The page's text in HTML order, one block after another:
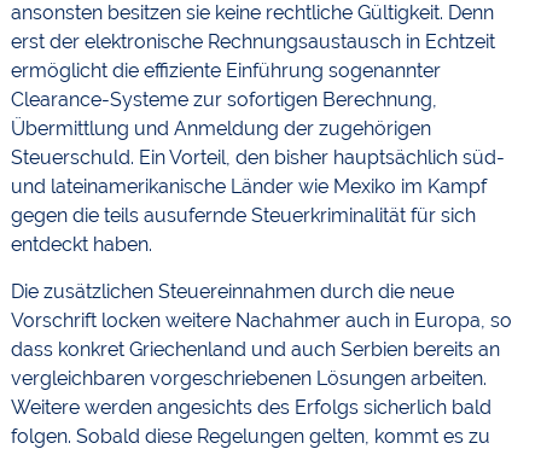
ansonsten besitzen sie keine rechtliche Gültigkeit. Denn
erst der elektronische Rechnungsaustausch in Echtzeit
ermöglicht die effiziente Einführung sogenannter
Clearance-Systeme zur sofortigen Berechnung,
Übermittlung und Anmeldung der zugehörigen
Steuerschuld. Ein Vorteil, den bisher hauptsächlich süd-
und lateinamerikanische Länder wie Mexiko im Kampf
gegen die teils ausufernde Steuerkriminalität für sich
entdeckt haben.
Die zusätzlichen Steuereinnahmen durch die neue
Vorschrift locken weitere Nachahmer auch in Europa, so
dass konkret Griechenland und auch Serbien bereits an
vergleichbaren vorgeschriebenen Lösungen arbeiten.
Weitere werden angesichts des Erfolgs sicherlich bald
folgen. Sobald diese Regelungen gelten, kommt es zu